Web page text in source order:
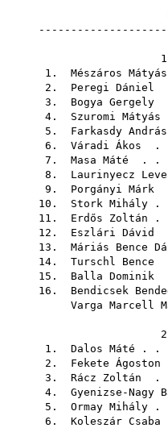
1. Mészáros Mátyás
2. Peregi Dániel .
3. Bogya Gergely
4. Szuromi Mátyás
5. Farkasdy András
6. Váradi Ákos .
7. Masa Máté . .
8. Laurinyecz
9. Porgányi Márk
10. Stork Mihály .
11. Erdős Zoltán .
12. Eszlári Dávid
13. Máriás Bence
14. Turschl Bence .
15. Balla Dominik
16. Bendicsek
Varga Marcell
1. Dalos Máté . .
2. Fekete Ágoston
3. Rácz Zoltán .
4. Gyenizse-Nagy
5. Ormay Mihály .
6. Koleszár Csaba